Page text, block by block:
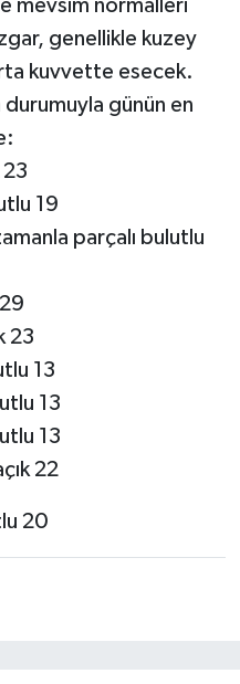
mevsim normalleri
genellikle kuzey
kuvvette esecek.
durumuyla günün en
23
19
parçalı bulutlu
23
13
13
13
22
20